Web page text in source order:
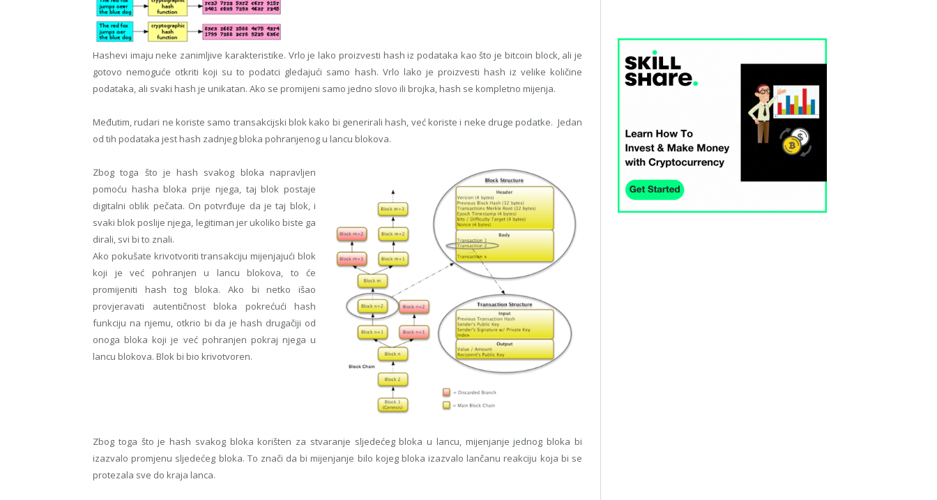
Hashevi imaju neke zanimljive karakteristike. Vrlo je lako proizvesti hash iz podataka kao što je bitcoin block, ali je
gotovo nemoguće otkriti koji su to podatci gledajući samo hash. Vrlo lako je proizvesti hash iz velike količine
podataka, ali svaki hash je unikatan. Ako se promijeni samo jedno slovo ili brojka, hash se kompletno mijenja.
Međutim, rudari ne koriste samo transakcijski blok kako bi generirali hash, već koriste i neke druge podatke. Jedan
od tih podataka jest hash zadnjeg bloka pohranjenog u lancu blokova.
Zbog toga što je hash svakog bloka napravljen
pomoću hasha bloka prije njega, taj blok postaje
digitalni oblik pečata. On potvrđuje da je taj blok, i
svaki blok poslije njega, legitiman jer ukoliko biste ga
dirali, svi bi to znali.
Ako pokušate krivotvoriti transakciju mijenjajući blok
koji je već pohranjen u lancu blokova, to će
promijeniti hash tog bloka. Ako bi netko išao
provjeravati autentičnost bloka pokrećući hash
funkciju na njemu, otkrio bi da je hash drugačiji od
onoga bloka koji je već pohranjen pokraj njega u
lancu blokova. Blok bi bio krivotvoren.
Zbog toga što je hash svakog bloka korišten za stvaranje sljedećeg bloka u lancu, mijenjanje jednog bloka bi
izazvalo promjenu sljedećeg bloka. To znači da bi mijenjanje bilo kojeg bloka izazvalo lančanu reakciju koja bi se
protezala sve do kraja lanca.